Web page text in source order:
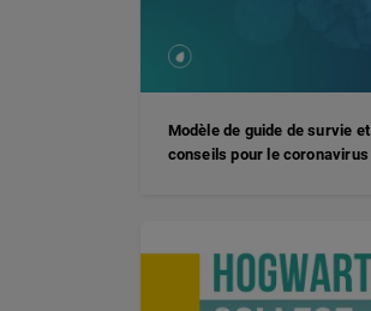
Modèle de guide de survie et
conseils pour le coronavirus